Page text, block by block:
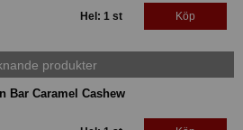
Hel: 1 st Köp
produkter
Bar Caramel Cashew